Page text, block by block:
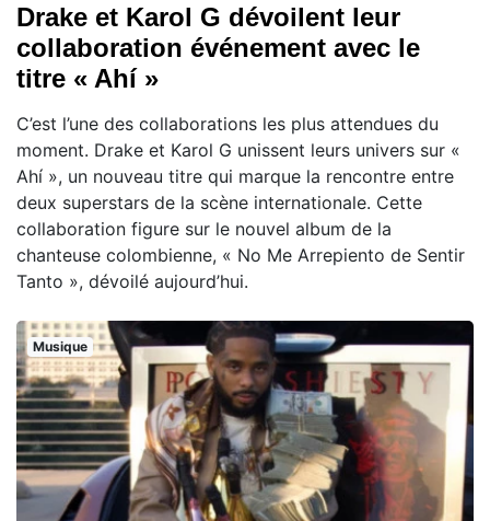
Drake et Karol G dévoilent leur
collaboration événement avec le
titre « Ahí »
C’est l’une des collaborations les plus attendues du
moment. Drake et Karol G unissent leurs univers sur «
Ahí », un nouveau titre qui marque la rencontre entre
deux superstars de la scène internationale. Cette
collaboration figure sur le nouvel album de la
chanteuse colombienne, « No Me Arrepiento de Sentir
Tanto », dévoilé aujourd’hui.
Musique